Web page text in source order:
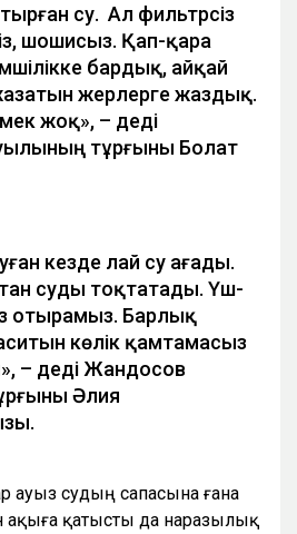
су. Ал фильтрсіз
шошисыз. Қап-қара
бардық, айқай
жерлерге жаздық.
жоқ», – деді
тұрғыны Болат
кезде лай су ағады.
суды тоқтатады. Үш-
отырамыз. Барлық
көлік қамтамасыз
– деді Жандосов
Әлия
ауыз судың сапасына ғана
ақыға қатысты да наразылық